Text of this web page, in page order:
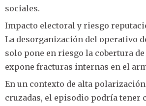
sociales.
Impacto electoral y riesgo
La desorganización del operativo
solo pone en riesgo la cobertura
expone fracturas internas en el
En un contexto de alta
cruzadas, el episodio podría tener